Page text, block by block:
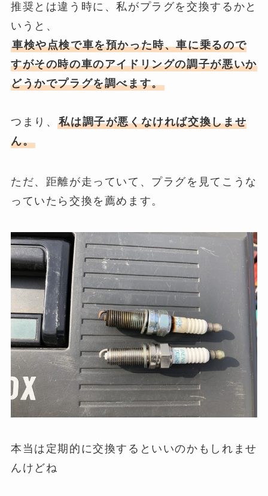
推奨とは違う時に、私がプラグを交換するかと
いうと、
車検や点検で車を預かった時、車に乗るので
すがその時の車のアイドリングの調子が悪いか
どうかでプラグを調べます。
つまり、私は調子が悪くなければ交換しませ
ん。
ただ、距離が走っていて、プラグを見てこうな
っていたら交換を薦めます。
本当は定期的に交換するといいのかもしれませ
んけどね